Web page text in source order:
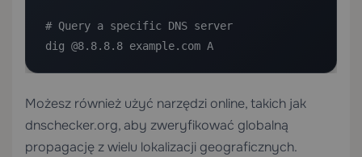
# Query a specific DNS server
dig @8.8.8.8 example.com A
Możesz również użyć narzędzi online, takich jak
dnschecker.org, aby zweryfikować globalną
propagację z wielu lokalizacji geograficznych.